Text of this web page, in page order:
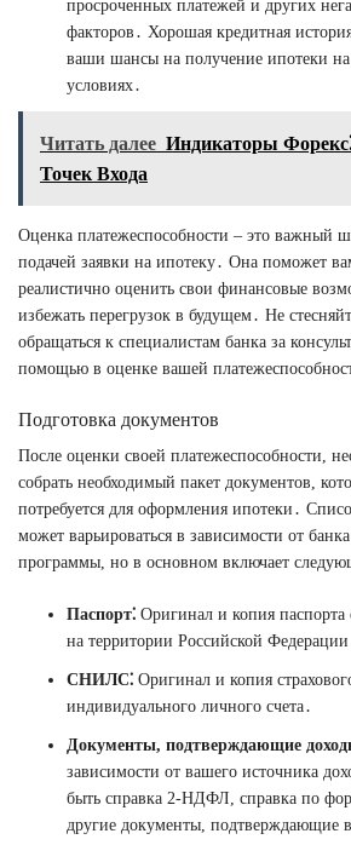
просроченных платежей и других
факторов․ Хорошая кредитная
ваши шансы на получение ипотеки
условиях․
Читать далее Индикаторы
Точек Входа
Оценка платежеспособности – это важный
подачей заявки на ипотеку․ Она поможет
реалистично оценить свои финансовые
избежать перегрузок в будущем․ Не
обращаться к специалистам банка за
помощью в оценке вашей
Подготовка документов
После оценки своей платежеспособности,
собрать необходимый пакет документов,
потребуется для оформления ипотеки․
может варьироваться в зависимости от
программы, но в основном включает
Паспорт⁚ Оригинал и копия паспорта
на территории Российской
СНИЛС⁚ Оригинал и копия
индивидуального личного счета․
Документы, подтверждающие
зависимости от вашего источника
быть справка 2-НДФЛ, справка по
другие документы, подтверждающие